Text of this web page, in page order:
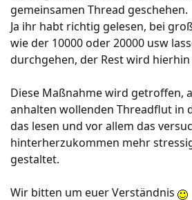
gemeinsamen Thread geschehen.
Ja ihr habt richtig gelesen, bei
wie der 10000 oder 20000 usw
durchgehen, der Rest wird
Diese Maßnahme wird getroffen,
anhalten wollenden Threadflut in
das lesen und vor allem das
hinterherzukommen mehr
gestaltet.
Wir bitten um euer Verständnis